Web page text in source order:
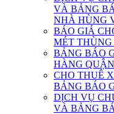
VÀ BẢNG
NHÀ HÙNG
BÁO GIÁ
MÉT THÙNG
BẢNG BÁO
HÀNG
CHO THUÊ
BẢNG BÁO
DỊCH VỤ
VÀ BẢNG